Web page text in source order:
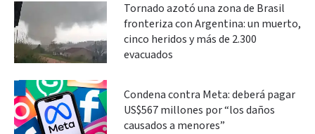
Tornado azotó una zona de Brasil
fronteriza con Argentina: un muerto,
cinco heridos y más de 2.300
evacuados
Condena contra Meta: deberá pagar
US$567 millones por “los daños
causados a menores”